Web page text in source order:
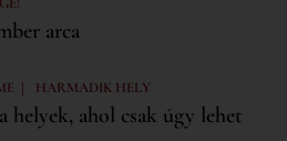
arca
| HARMADIK HELY
ahol csak úgy lehet